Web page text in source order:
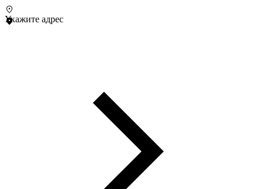
Укажите адрес